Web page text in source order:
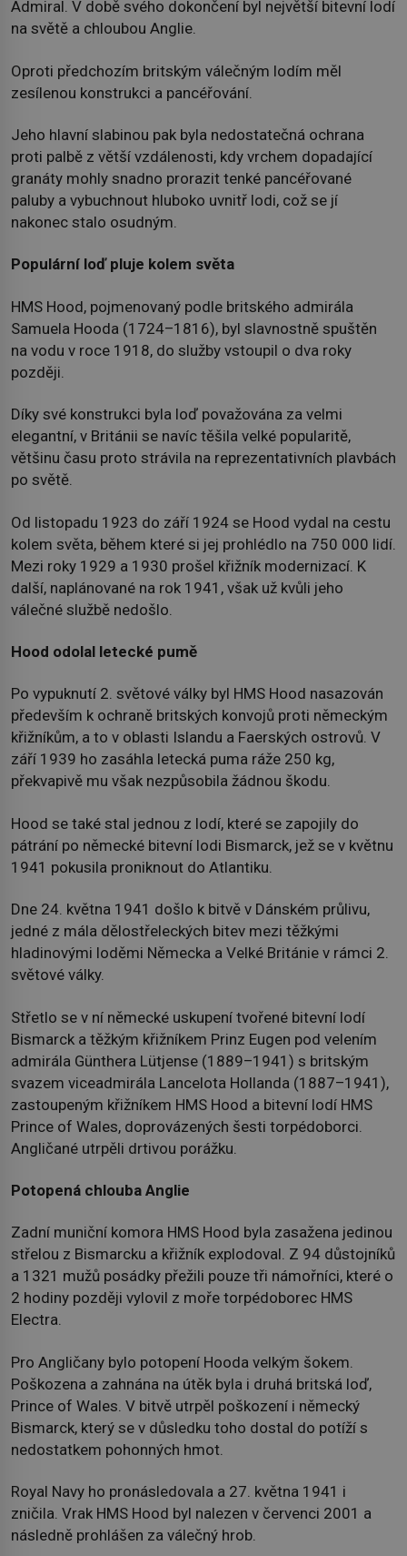
Admiral. V době svého dokončení byl největší bitevní lodí
na světě a chloubou Anglie.
Oproti předchozím britským válečným lodím měl
zesílenou konstrukci a pancéřování.
Jeho hlavní slabinou pak byla nedostatečná ochrana
proti palbě z větší vzdálenosti, kdy vrchem dopadající
granáty mohly snadno prorazit tenké pancéřované
paluby a vybuchnout hluboko uvnitř lodi, což se jí
nakonec stalo osudným.
Populární loď pluje kolem světa
HMS Hood, pojmenovaný podle britského admirála
Samuela Hooda (1724–1816), byl slavnostně spuštěn
na vodu v roce 1918, do služby vstoupil o dva roky
později.
Díky své konstrukci byla loď považována za velmi
elegantní, v Británii se navíc těšila velké popularitě,
většinu času proto strávila na reprezentativních plavbách
po světě.
Od listopadu 1923 do září 1924 se Hood vydal na cestu
kolem světa, během které si jej prohlédlo na 750 000 lidí.
Mezi roky 1929 a 1930 prošel křižník modernizací. K
další, naplánované na rok 1941, však už kvůli jeho
válečné službě nedošlo.
Hood odolal letecké pumě
Po vypuknutí 2. světové války byl HMS Hood nasazován
především k ochraně britských konvojů proti německým
křižníkům, a to v oblasti Islandu a Faerských ostrovů. V
září 1939 ho zasáhla letecká puma ráže 250 kg,
překvapivě mu však nezpůsobila žádnou škodu.
Hood se také stal jednou z lodí, které se zapojily do
pátrání po německé bitevní lodi Bismarck, jež se v květnu
1941 pokusila proniknout do Atlantiku.
Dne 24. května 1941 došlo k bitvě v Dánském průlivu,
jedné z mála dělostřeleckých bitev mezi těžkými
hladinovými loděmi Německa a Velké Británie v rámci 2.
světové války.
Střetlo se v ní německé uskupení tvořené bitevní lodí
Bismarck a těžkým křižníkem Prinz Eugen pod velením
admirála Günthera Lütjense (1889–1941) s britským
svazem viceadmirála Lancelota Hollanda (1887–1941),
zastoupeným křižníkem HMS Hood a bitevní lodí HMS
Prince of Wales, doprovázených šesti torpédoborci.
Angličané utrpěli drtivou porážku.
Potopená chlouba Anglie
Zadní muniční komora HMS Hood byla zasažena jedinou
střelou z Bismarcku a křižník explodoval. Z 94 důstojníků
a 1321 mužů posádky přežili pouze tři námořníci, které o
2 hodiny později vylovil z moře torpédoborec HMS
Electra.
Pro Angličany bylo potopení Hooda velkým šokem.
Poškozena a zahnána na útěk byla i druhá britská loď,
Prince of Wales. V bitvě utrpěl poškození i německý
Bismarck, který se v důsledku toho dostal do potíží s
nedostatkem pohonných hmot.
Royal Navy ho pronásledovala a 27. května 1941 i
zničila. Vrak HMS Hood byl nalezen v červenci 2001 a
následně prohlášen za válečný hrob.